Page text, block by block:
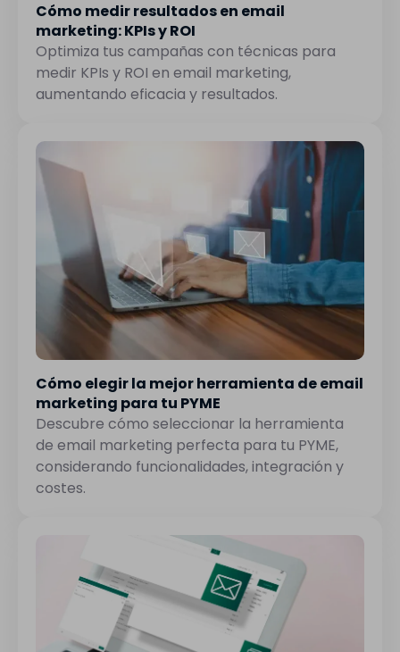
Cómo medir resultados en email
marketing: KPIs y ROI
Optimiza tus campañas con técnicas para
medir KPIs y ROI en email marketing,
aumentando eficacia y resultados.
Cómo elegir la mejor herramienta de email
marketing para tu PYME
Descubre cómo seleccionar la herramienta
de email marketing perfecta para tu PYME,
considerando funcionalidades, integración y
costes.